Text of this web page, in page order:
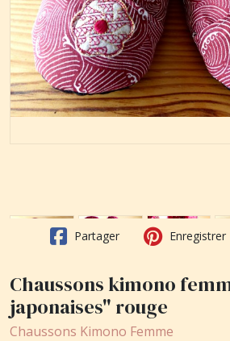
Partager Enregistrer
Chaussons kimono
japonaises" rouge
Chaussons Kimono Femme